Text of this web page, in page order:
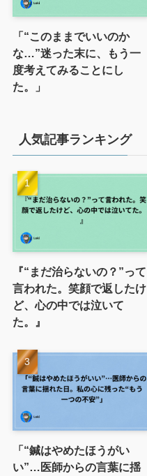
「“このままでいいのか
な…”迷った末に、もう一
度考えてみることにし
た。」
人気記事ランキング
『“まだ治らないの？”って
言われた。笑顔で返したけ
ど、心の中では泣いて
た。』
「“鍼はやめたほうがい
い”…医師からの言葉に揺